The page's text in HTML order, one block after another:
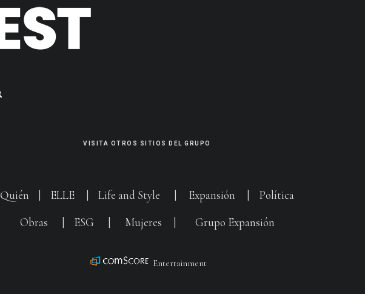
VISITA OTROS SITIOS DEL GRUPO
Quién ELLE Life and Style Expansión
Política
Obras
ESG Mujeres Grupo Expansión
Entertainment